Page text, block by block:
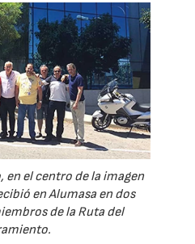
en el centro de la imagen
en Alumasa en dos
de la Ruta del